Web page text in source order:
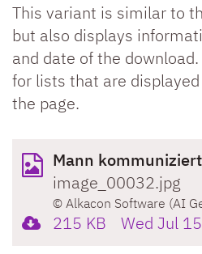
This variant is similar to
but also displays
and date of the
for lists that are
the page.
Mann
image_00032.jpg
© Alkacon Software (AI
215 KB
Wed Jul